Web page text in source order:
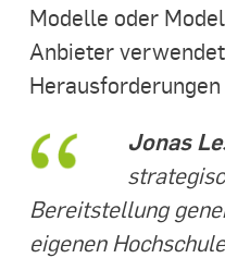
Modelle oder
Anbieter
Jonas
Bereitstellung
eigenen